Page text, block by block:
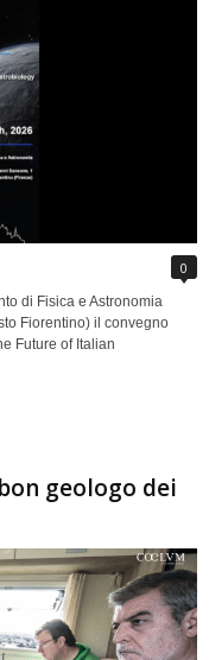
0
di Fisica e Astronomia
Fiorentino) il convegno
Future of Italian
geologo dei